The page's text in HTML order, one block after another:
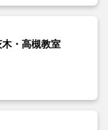
・高槻教室